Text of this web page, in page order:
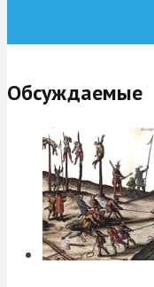
Обсуждаемые